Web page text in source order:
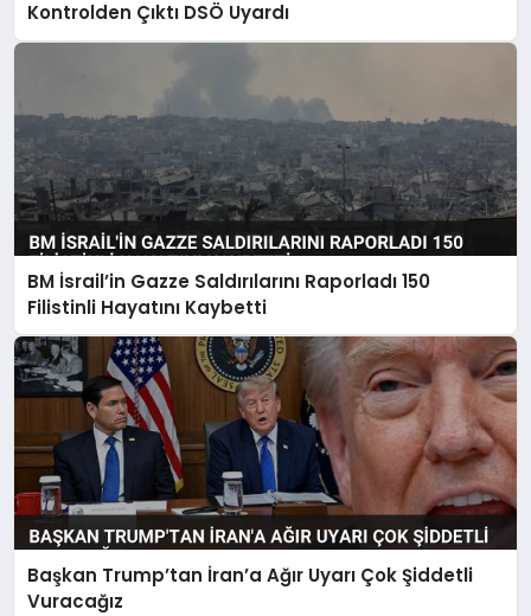
Kontrolden Çıktı DSÖ Uyardı
BM İsrail’in Gazze Saldırılarını Raporladı 150
Filistinli Hayatını Kaybetti
Başkan Trump’tan İran’a Ağır Uyarı Çok Şiddetli
Vuracağız